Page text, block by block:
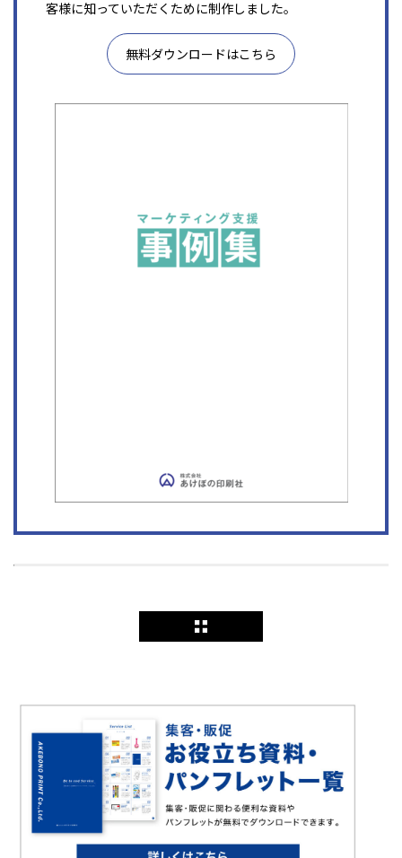
客様に知っていただくために制作しました。
無料ダウンロードはこちら